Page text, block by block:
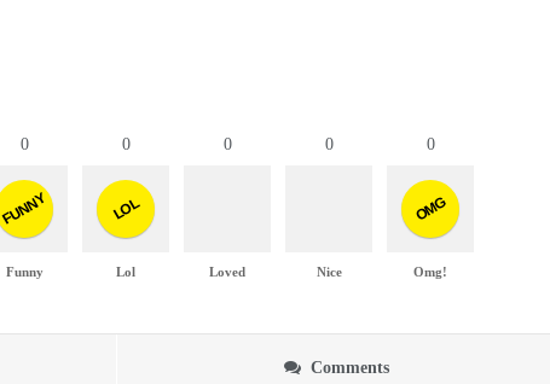
0
FUNNY
Funny
0
LOL
Lol
0
Loved
0
Nice
0
OMG
Omg!
Comments